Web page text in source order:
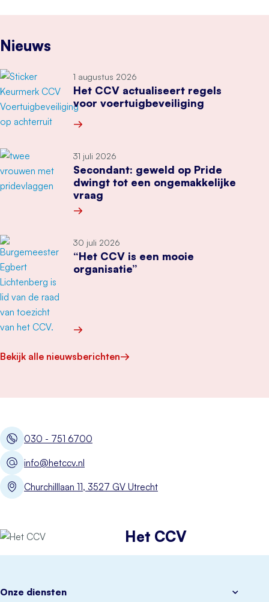
Nieuws
1 augustus 2026
Het CCV actualiseert regels
voor voertuigbeveiliging
31 juli 2026
Secondant: geweld op Pride
dwingt tot een ongemakkelijke
vraag
30 juli 2026
“Het CCV is een mooie
organisatie”
Bekijk alle nieuwsberichten
030 - 751 6700
info@hetccv.nl
Churchilllaan 11, 3527 GV Utrecht
Het CCV
Onze diensten